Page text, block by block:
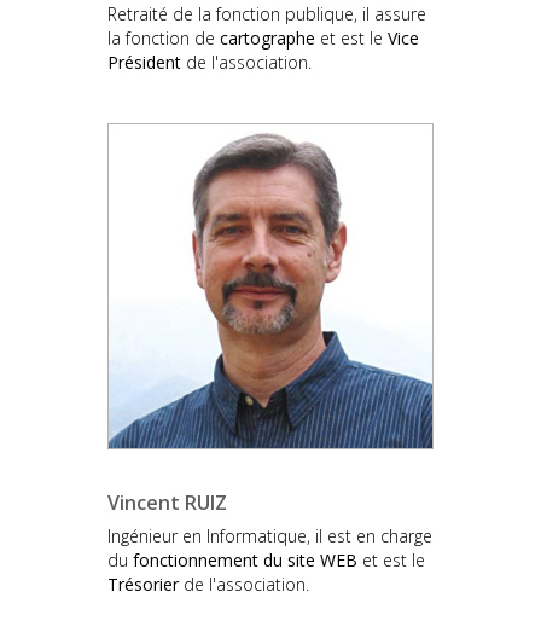
Retraité de la fonction publique, il assure
la fonction de cartographe et est le Vice
Président de l'association.
Vincent RUIZ
Ingénieur en Informatique, il est en charge
du fonctionnement du site WEB et est le
Trésorierde l'association.